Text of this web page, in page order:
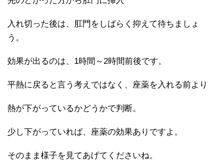
入れ切った後は、肛門をしばらく抑えて待ちましょ
う。
効果が出るのは、1時間～2時間前後です。
平熱に戻ると言う考えではなく、座薬を入れる前より
熱が下がっているかどうかで判断。
少し下がっていれば、座薬の効果ありですよ。
そのまま様子を見てあげてくださいね。